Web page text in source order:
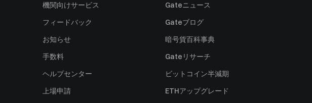
機関向けサービス
フィードバック
お知らせ
手数料
ヘルプセンター
上場申請
Gateニュース
Gateブログ
暗号貨百科事典
Gateリサーチ
ビットコイン半減期
ETHアップグレード